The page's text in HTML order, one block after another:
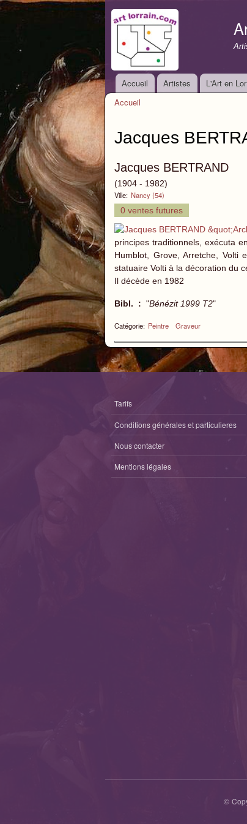
Menu principal
Accueil Artistes L'Art en
Accueil
Jacques
Jacques BERTRAND
(1904 - 1982)
Ville: Nancy (54)
0 ventes futures
principes traditionnels, exécuta
Humblot, Grove, Arretche,
statuaire Volti à la décoration du
Il décède en 1982
Bibl. : "Bénézit 1999 T2"
Catégorie: Peintre Graveur
Tarifs
Conditions générales et particulieres
Nous contacter
Mentions légales
©